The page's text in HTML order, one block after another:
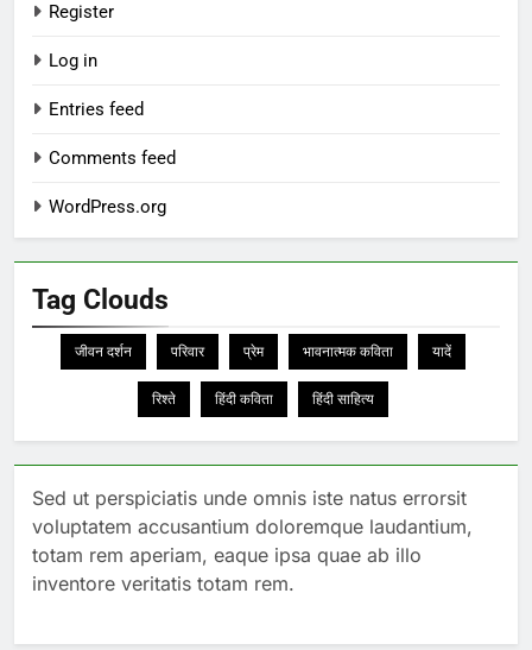
Register
Log in
Entries feed
Comments feed
WordPress.org
Tag Clouds
जीवन दर्शन परिवार प्रेम भावनात्मक कविता यादें
रिश्ते हिंदी कविता हिंदी साहित्य
Sed ut perspiciatis unde omnis iste natus errorsit
voluptatem accusantium doloremque laudantium,
totam rem aperiam, eaque ipsa quae ab illo
inventore veritatis totam rem.